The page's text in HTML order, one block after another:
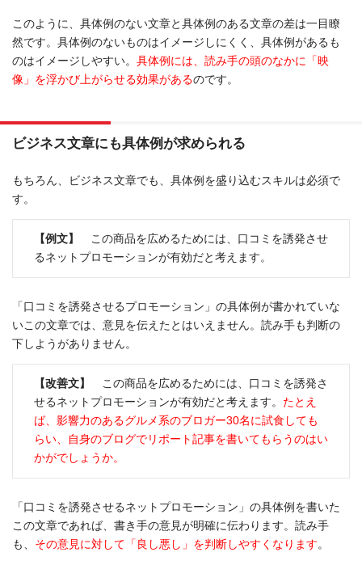
このように、具体例のない文章と具体例のある文章の差は一目瞭
然です。具体例のないものはイメージしにくく、具体例があるも
のはイメージしやすい。 具体例には、読み手の頭のなかに「映
像」を浮かび上がらせる効果があるのです。
ビジネス文章にも具体例が求められる
もちろん、ビジネス文章でも、具体例を盛り込むスキルは必須で
す。
【例文】
この商品を広めるためには、口コミを誘発させ
るネットプロモーションが有効だと考えます。
「口コミを誘発させるプロモーション」の具体例が書かれていな
いこの文章では、意見を伝えたとはいえません。読み手も判断の
下しようがありません。
【改善文】
この商品を広めるためには、口コミを誘発さ
せるネットプロモーションが有効だと考えます。 たとえ
ば、影響力のあるグルメ系のブロガー30名に試食しても
らい、自身のブログでリポート記事を書いてもらうのはい
かがでしょうか。
「口コミを誘発させるネットプロモーション」の具体例を書いた
この文章であれば、書き手の意見が明確に伝わります。読み手
も、 その意見に対して「良し悪し」を判断しやすくなります。